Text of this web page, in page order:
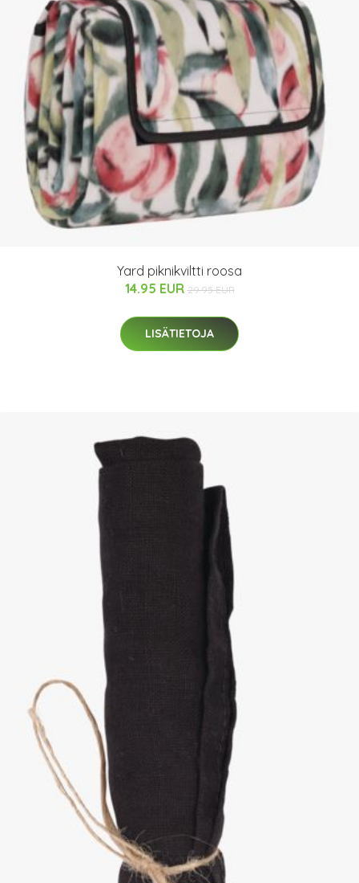
Yard piknikviltti roosa
14.95 EUR 29.95 EUR
LISÄTIETOJA